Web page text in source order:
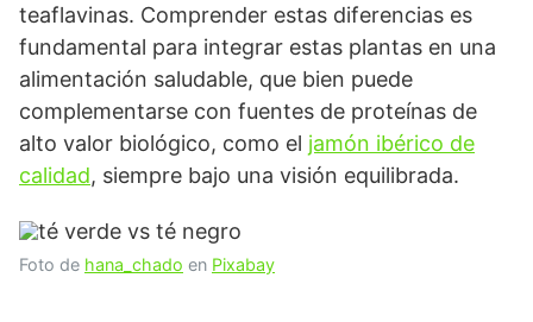
teaflavinas. Comprender estas diferencias es
fundamental para integrar estas plantas en una
alimentación saludable, que bien puede
complementarse con fuentes de proteínas de
alto valor biológico, como el jamón ibérico de
calidad, siempre bajo una visión equilibrada.
Foto de hana_chado en Pixabay